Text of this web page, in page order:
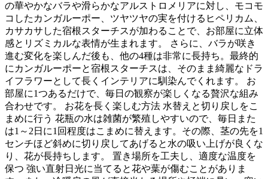
の華やかなバラや滑らかなアルストロメリアに対し、モコモ
コしたカンガルーポー、ツヤツヤの実を付けるヒペリカム、
カサカサした宿根スターチスが加わることで、お部屋に立体
感とリズミカルな表情が生まれます。 さらに、バラが咲き
進む変化を楽しんだ後も、他の4種は非常に長持ち。最終的
にカンガルーポーと宿根スターチスは、そのまま綺麗なドラ
イフラワーとして長くインテリアに馴染んでくれます。 お
部屋に1つあるだけで、毎日の観察が楽しくなる贅沢な組み
合わせです。 お花を長く楽しむ方法 水替えと切り戻しをこ
まめに行う 花瓶の水は雑菌が繁殖しやすいので、毎日また
は1～2日に1回程度はこまめに替えます。その際、茎の先を1
センチほど斜めに切り戻してあげると水の吸い上げが良くな
り、花が長持ちします。 置き場所を工夫し、適度な温度を
保つ 強い直射日光に当てると花や葉が傷むことがありま